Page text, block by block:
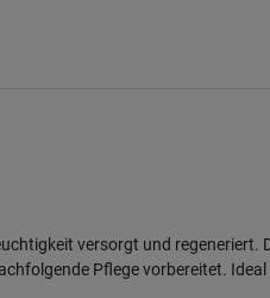
versorgt und regeneriert.
Pflege vorbereitet.